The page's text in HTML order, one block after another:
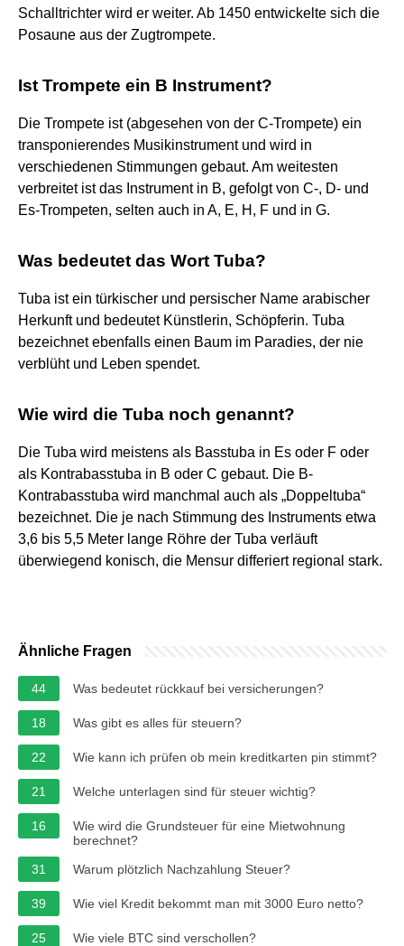
Schalltrichter wird er weiter. Ab 1450 entwickelte sich die
Posaune aus der Zugtrompete.
Ist Trompete ein B Instrument?
Die Trompete ist (abgesehen von der C-Trompete) ein
transponierendes Musikinstrument und wird in
verschiedenen Stimmungen gebaut. Am weitesten
verbreitet ist das Instrument in B, gefolgt von C-, D- und
Es-Trompeten, selten auch in A, E, H, F und in G.
Was bedeutet das Wort Tuba?
Tuba ist ein türkischer und persischer Name arabischer
Herkunft und bedeutet Künstlerin, Schöpferin. Tuba
bezeichnet ebenfalls einen Baum im Paradies, der nie
verblüht und Leben spendet.
Wie wird die Tuba noch genannt?
Die Tuba wird meistens als Basstuba in Es oder F oder
als Kontrabasstuba in B oder C gebaut. Die B-
Kontrabasstuba wird manchmal auch als „Doppeltuba“
bezeichnet. Die je nach Stimmung des Instruments etwa
3,6 bis 5,5 Meter lange Röhre der Tuba verläuft
überwiegend konisch, die Mensur differiert regional stark.
Ähnliche Fragen
44 Was bedeutet rückkauf bei versicherungen?
18 Was gibt es alles für steuern?
22 Wie kann ich prüfen ob mein kreditkarten pin stimmt?
21 Welche unterlagen sind für steuer wichtig?
16
Wie wird die Grundsteuer für eine Mietwohnung
berechnet?
31
Warum plötzlich Nachzahlung Steuer?
39 Wie viel Kredit bekommt man mit 3000 Euro netto?
25 Wie viele BTC sind verschollen?